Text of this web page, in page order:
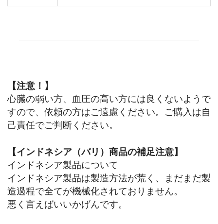
【注意！】
心臓の弱い方、血圧の高い方には良くないようで
すので、依頼の方はご遠慮ください。ご購入は自
己責任でご判断ください。
【インドネシア（バリ）商品の補足注意】
インドネシア製品について
インドネシア製品は製造方法が荒く、まだまだ製
造過程で全てが機械化されておりません。
悪く言えばいいかげんです。